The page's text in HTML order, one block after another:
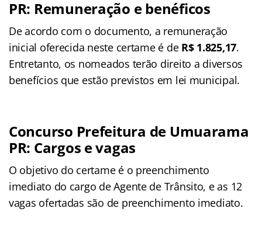
PR: Remuneração e benéficos
De acordo com o documento, a remuneração
inicial oferecida neste certame é de R$ 1.825,17.
Entretanto, os nomeados terão direito a diversos
benefícios que estão previstos em lei municipal.
Concurso Prefeitura de Umuarama
PR: Cargos e vagas
O objetivo do certame é o preenchimento
imediato do cargo de Agente de Trânsito, e as 12
vagas ofertadas são de preenchimento imediato.